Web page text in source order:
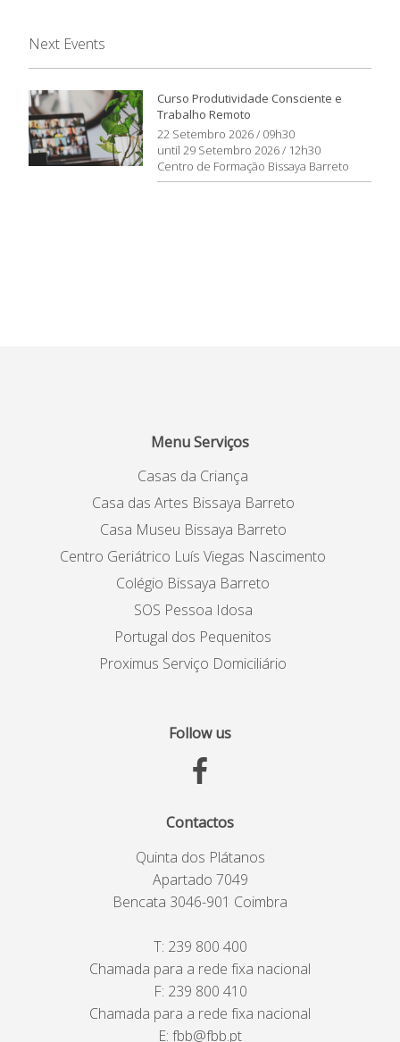
Next Events
Curso Produtividade Consciente e
Trabalho Remoto
22 Setembro 2026 / 09h30
until 29 Setembro 2026 / 12h30
Centro de Formação Bissaya Barreto
Menu Serviços
Casas da Criança
Casa das Artes Bissaya Barreto
Casa Museu Bissaya Barreto
Centro Geriátrico Luís Viegas Nascimento
Colégio Bissaya Barreto
SOS Pessoa Idosa
Portugal dos Pequenitos
Proximus Serviço Domiciliário
Follow us
Contactos
Quinta dos Plátanos
Apartado 7049
Bencata 3046-901 Coimbra
T: 239 800 400
Chamada para a rede fixa nacional
F: 239 800 410
Chamada para a rede fixa nacional
E: fbb@fbb.pt